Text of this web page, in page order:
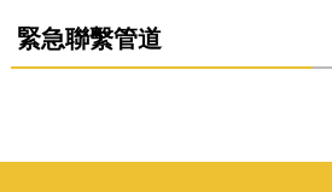
緊急聯繫管道